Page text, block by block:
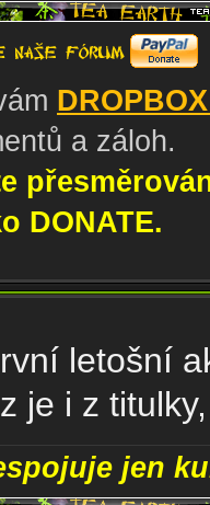
a záloh.
DONATE.
letošní
je i z
jen